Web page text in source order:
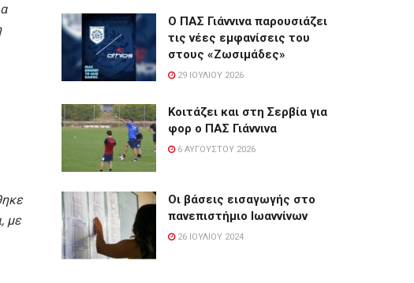
με
Ο ΠΑΣ Γιάννινα παρουσιάζει
τις νέες εμφανίσεις του
στους «Ζωσιμάδες»
29 ΙΟΥΛΊΟΥ 2026
Κοιτάζει και στη Σερβία για
φορ ο ΠΑΣ Γιάννινα
6 ΑΥΓΟΎΣΤΟΥ 2026
Οι βάσεις εισαγωγής στο
πανεπιστήμιο Ιωαννίνων
26 ΙΟΥΛΊΟΥ 2024